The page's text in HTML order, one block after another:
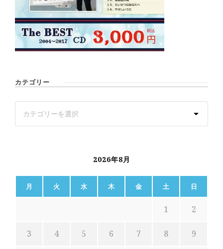
カテゴリー
2026年8月
月 火 水 木 金 土 日
1 2
3 4 5 6 7 8 9